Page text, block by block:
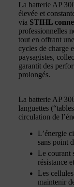
La batterie AP
élevée et
via STIHL
professionnelles
tout en offrant
cycles de charge
paysagistes,
garantit des
prolongés.
La batterie AP
languettes
circulation de
L’énergie
sans point
Le courant
résistance
Les
maintenir